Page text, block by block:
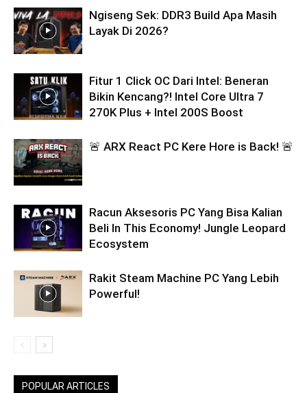
Ngiseng Sek: DDR3 Build Apa Masih
Layak Di 2026?
Fitur 1 Click OC Dari Intel: Beneran
Bikin Kencang?! Intel Core Ultra 7
270K Plus + Intel 200S Boost
🚨 ARX React PC Kere Hore is Back! 🚨
Racun Aksesoris PC Yang Bisa Kalian
Beli In This Economy! Jungle Leopard
Ecosystem
Rakit Steam Machine PC Yang Lebih
Powerful!
POPULAR ARTICLES